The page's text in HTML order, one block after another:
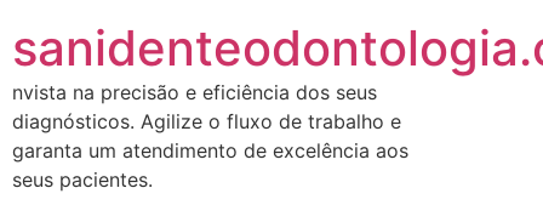
nvista na precisão e eficiência dos seus
diagnósticos. Agilize o fluxo de trabalho e
garanta um atendimento de excelência aos
seus pacientes.